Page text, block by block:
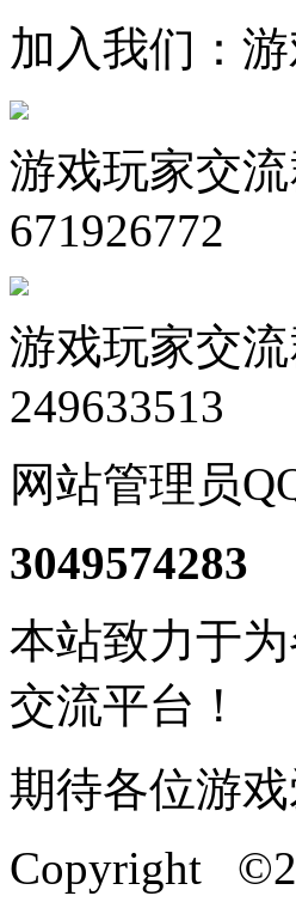
加入我们：
游戏玩家交
671926772
游戏玩家交
249633513
网站管理员
3049574283
本站致力于
交流平台！
期待各位游
Copyright